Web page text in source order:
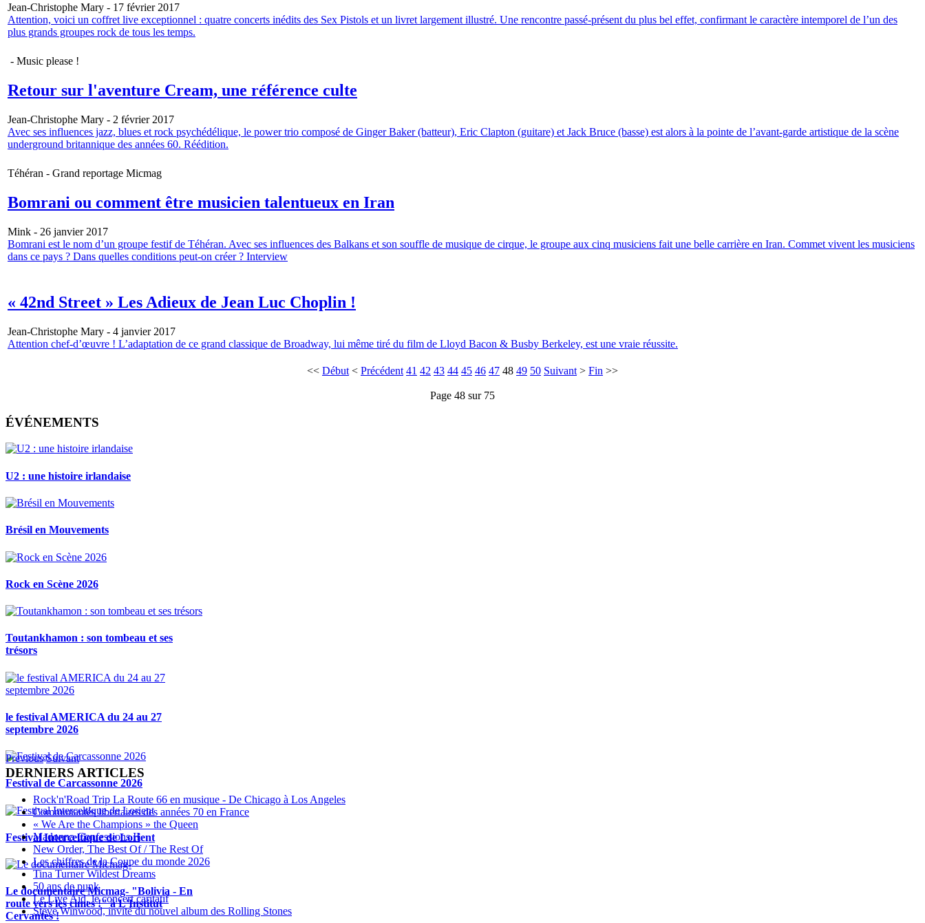
Jean-Christophe Mary - 17 février 2017
Attention, voici un coffret live exceptionnel : quatre concerts inédits des Sex Pistols et un livret largement illustré. Une rencontre passé-présent du plus bel effet, confirmant le caractère intemporel de l’un des
plus grands groupes rock de tous les temps.
- Music please !
Retour sur l'aventure Cream, une référence culte
Jean-Christophe Mary - 2 février 2017
Avec ses influences jazz, blues et rock psychédélique, le power trio composé de Ginger Baker (batteur), Eric Clapton (guitare) et Jack Bruce (basse) est alors à la pointe de l’avant-garde artistique de la scène
underground britannique des années 60. Réédition.
Téhéran - Grand reportage Micmag
Bomrani ou comment être musicien talentueux en Iran
Mink - 26 janvier 2017
Bomrani est le nom d’un groupe festif de Téhéran. Avec ses influences des Balkans et son souffle de musique de cirque, le groupe aux cinq musiciens fait une belle carrière en Iran. Commet vivent les musiciens
dans ce pays ? Dans quelles conditions peut-on créer ? Interview
« 42nd Street » Les Adieux de Jean Luc Choplin !
Jean-Christophe Mary - 4 janvier 2017
Attention chef-d’œuvre ! L’adaptation de ce grand classique de Broadway, lui même tiré du film de Lloyd Bacon & Busby Berkeley, est une vraie réussite.
<< Début < Précédent 41 42 43 44 45 46 47 48 49 50 Suivant > Fin >>
Page 48 sur 75
ÉVÉNEMENTS
U2 : une histoire irlandaise
Brésil en Mouvements
Rock en Scène 2026
Toutankhamon : son tombeau et ses
trésors
le festival AMERICA du 24 au 27
septembre 2026
Festival de Carcassonne 2026
Festival Interceltique de Lorient
Le documentaire Micmag- "Bolivia - En
route vers les cimes !" à L'Institut
Cervantès !
Previous Suivant
DERNIERS ARTICLES
Rock'n'Road Trip La Route 66 en musique - De Chicago à Los Angeles
Communautés libertaires des années 70 en France
« We Are the Champions » the Queen
Madonna Confessions II
New Order, The Best Of / The Rest Of
Les chiffres de la Coupe du monde 2026
Tina Turner Wildest Dreams
50 ans de punk
Le Live Aid, le concert caritatif
Steve Winwood, invité du nouvel album des Rolling Stones